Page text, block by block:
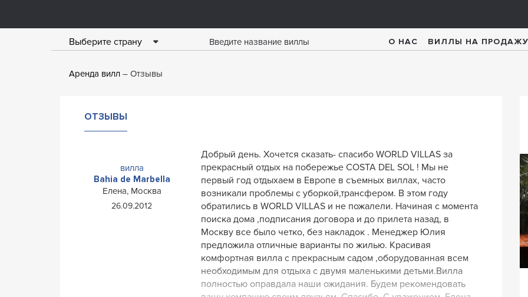
Выберите страну О НАС ВИЛЛЫ НА ПРОДАЖУ
Аренда вилл Отзывы
ОТЗЫВЫ
вилла
Bahia de Marbella
Елена, Москва
26.09.2012
Добрый день. Хочется cказать- спасибо WORLD VILLAS за
прекрасный отдых на побережье COSTA DEL SOL ! Мы не
первый год отдыхаем в Европе в съемных виллах, часто
возникали проблемы с уборкой,трансфером. В этом году
обратились в WORLD VILLAS и не пожалели. Начиная с момента
поиска дома ,подписания договора и до прилета назад, в
Москву все было четко, без накладок . Менеджер Юлия
предложила отличные варианты по жилью. Красивая
комфортная вилла с прекрасным садом ,оборудованная всем
необходимым для отдыха с двумя маленькими детьми.Вилла
полностью оправдала наши ожидания. Будем рекомендовать
Вилла Пури